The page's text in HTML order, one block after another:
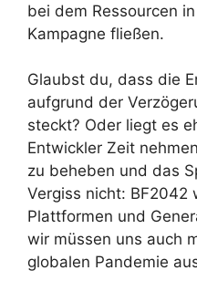
bei dem Ressourcen
Kampagne fließen.
Glaubst du, dass die
aufgrund der
steckt? Oder liegt es
Entwickler Zeit
zu beheben und das
Vergiss nicht: BF2042
Plattformen und
wir müssen uns auch
globalen Pandemie